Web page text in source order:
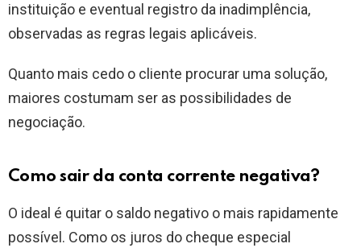
instituição e eventual registro da inadimplência,
observadas as regras legais aplicáveis.
Quanto mais cedo o cliente procurar uma solução,
maiores costumam ser as possibilidades de
negociação.
Como sair da conta corrente negativa?
O ideal é quitar o saldo negativo o mais rapidamente
possível. Como os juros do cheque especial